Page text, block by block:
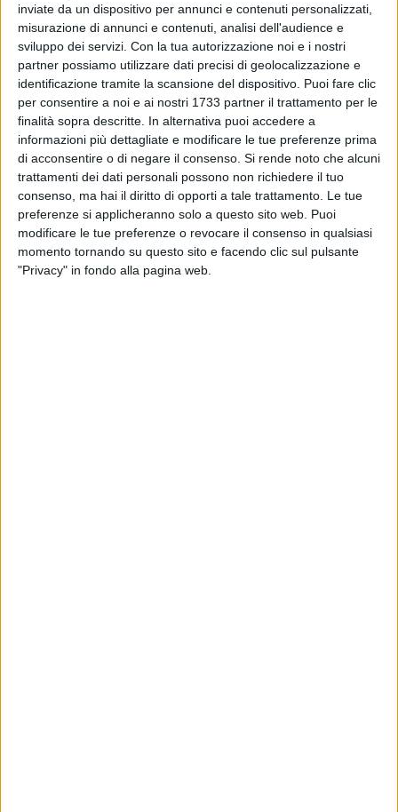
inviate da un dispositivo per annunci e contenuti personalizzati,
misurazione di annunci e contenuti, analisi dell'audience e
sviluppo dei servizi. Con la tua autorizzazione noi e i nostri
partner possiamo utilizzare dati precisi di geolocalizzazione e
identificazione tramite la scansione del dispositivo. Puoi fare clic
per consentire a noi e ai nostri 1733 partner il trattamento per le
finalità sopra descritte. In alternativa puoi accedere a
informazioni più dettagliate e modificare le tue preferenze prima
di acconsentire o di negare il consenso. Si rende noto che alcuni
trattamenti dei dati personali possono non richiedere il tuo
consenso, ma hai il diritto di opporti a tale trattamento. Le tue
preferenze si applicheranno solo a questo sito web. Puoi
modificare le tue preferenze o revocare il consenso in qualsiasi
momento tornando su questo sito e facendo clic sul pulsante
"Privacy" in fondo alla pagina web.
GENNAIO
https://www.terlizziviva.it/notizie/il-2023-a-terlizzi-e-iniziato-
ballando-con-corona/
https://www.terlizziviva.it/notizie/terlizzi-come-non-l-avete-
mai-vista/
FEBBRAIO
https://www.terlizziviva.it/notizie/terlizzi-piange-don-
michele-cipriani/